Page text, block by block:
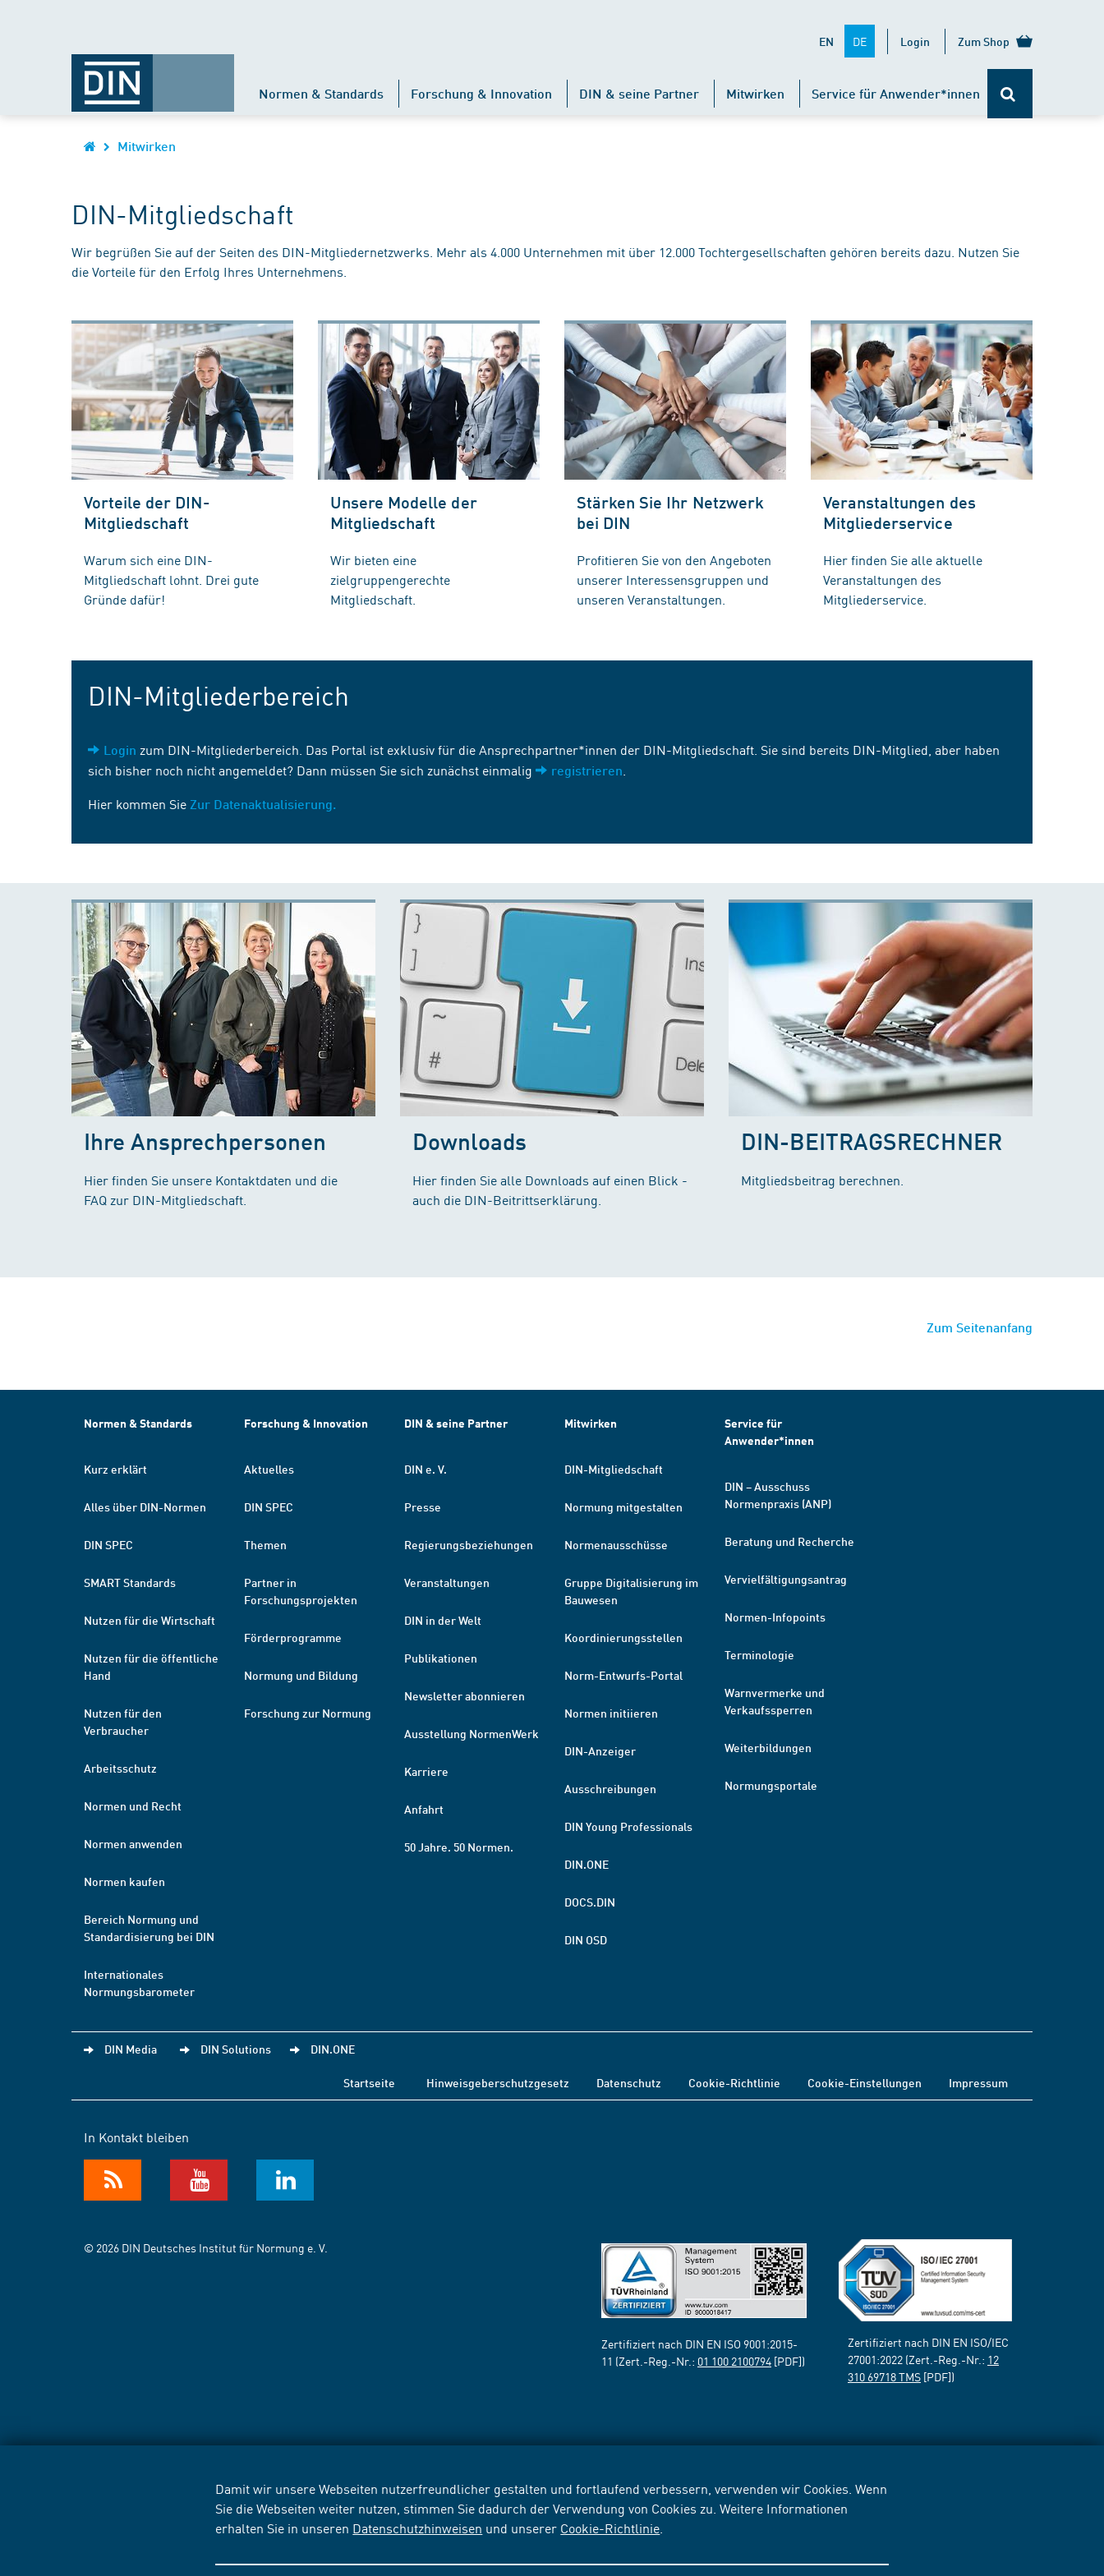
Damit wir unsere Webseiten nutzerfreundlicher gestalten und fortlaufend verbessern, verwenden wir Cookies. Wenn
Sie die Webseiten weiter nutzen, stimmen Sie dadurch der Verwendung von Cookies zu. Weitere Informationen
erhalten Sie in unseren Datenschutzhinweisen und unserer Cookie-Richtlinie
EN DE Login Zum Shop
Normen & Standards Forschung & Innovation DIN & seine Partner Mitwirken Service für Anwender*innen
Mitwirken
DIN-Mitgliedschaft
Wir begrüßen Sie auf der Seiten des DIN-Mitgliedernetzwerks. Mehr als 4.000 Unternehmen mit über 12.000 Tochtergesellschaften gehören bereits dazu. Nutzen Sie
die Vorteile für den Erfolg Ihres Unternehmens.
Vorteile der DIN-
Mitgliedschaft
Warum sich eine DIN-
Mitgliedschaft lohnt. Drei gute
Gründe dafür!
Unsere Modelle der
Mitgliedschaft
Wir bieten eine
zielgruppengerechte
Mitgliedschaft.
Stärken Sie Ihr Netzwerk
bei DIN
Profitieren Sie von den Angeboten
unserer Interessensgruppen und
unseren Veranstaltungen.
Veranstaltungen des
Mitgliederservice
Hier finden Sie alle aktuelle
Veranstaltungen des
Mitgliederservice.
DIN-Mitgliederbereich
Login zum DIN-Mitgliederbereich. Das Portal ist exklusiv für die Ansprechpartner*innen der DIN-Mitgliedschaft. Sie sind bereits DIN-Mitglied, aber haben
sich bisher noch nicht angemeldet? Dann müssen Sie sich zunächst einmalig
registrieren
Hier kommen Sie Zur Datenaktualisierung.
Ihre Ansprechpersonen
Hier finden Sie unsere Kontaktdaten und die
FAQ zur DIN-Mitgliedschaft.
Downloads
Hier finden Sie alle Downloads auf einen Blick -
auch die DIN-Beitrittserklärung.
DIN-BEITRAGSRECHNER
Mitgliedsbeitrag berechnen.
Zum Seitenanfang
Normen & Standards
Kurz erklärt
Alles über DIN-Normen
DIN SPEC
SMART Standards
Nutzen für die Wirtschaft
Nutzen für die öffentliche
Hand
Nutzen für den
Verbraucher
Arbeitsschutz
Normen und Recht
Normen anwenden
Normen kaufen
Bereich Normung und
Standardisierung bei DIN
Internationales
Normungsbarometer
Forschung & Innovation
Aktuelles
DIN SPEC
Themen
Partner in
Forschungsprojekten
Förderprogramme
Normung und Bildung
Forschung zur Normung
DIN & seine Partner
DIN e. V.
Presse
Regierungsbeziehungen
Veranstaltungen
DIN in der Welt
Publikationen
Newsletter abonnieren
Ausstellung NormenWerk
Karriere
Anfahrt
50 Jahre. 50 Normen.
Mitwirken
DIN-Mitgliedschaft
Normung mitgestalten
Normenausschüsse
Gruppe Digitalisierung im
Bauwesen
Koordinierungsstellen
Norm-Entwurfs-Portal
Normen initiieren
DIN-Anzeiger
Ausschreibungen
DIN Young Professionals
DIN.ONE
DOCS.DIN
DIN OSD
Service für
Anwender*innen
DIN – Ausschuss
Normenpraxis (ANP)
Beratung und Recherche
Vervielfältigungsantrag
Normen-Infopoints
Terminologie
Warnvermerke und
Verkaufssperren
Weiterbildungen
Normungsportale
DIN Media DIN Solutions DIN.ONE
Startseite Hinweisgeberschutzgesetz Datenschutz Cookie-Richtlinie Cookie-Einstellungen Impressum
In Kontakt bleiben
© 2026 DIN Deutsches Institut für Normung e. V.
Zertifiziert nach DIN EN ISO 9001:2015-
11 (Zert.-Reg.-Nr.: 01 100 2100794 [PDF])
Zertifiziert nach DIN EN ISO/IEC
27001:2022 (Zert.-Reg.-Nr.: 12
310 69718 TMS [PDF])